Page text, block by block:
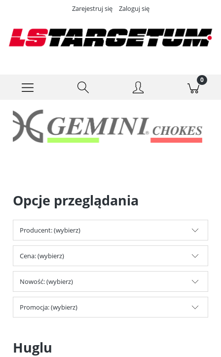
Zarejestruj się Zaloguj się
Opcje przeglądania
Producent: (wybierz)
Cena: (wybierz)
Nowość: (wybierz)
Promocja: (wybierz)
Huglu